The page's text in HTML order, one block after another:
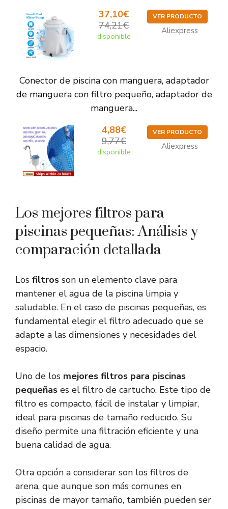
37,10€
74,21€
disponible
VER PRODUCTO
Aliexpress
Conector de piscina con manguera, adaptador
de manguera con filtro pequeño, adaptador de
manguera...
4,88€
9,77€
disponible
VER PRODUCTO
Aliexpress
Los mejores filtros para
piscinas pequeñas: Análisis y
comparación detallada
Los filtros son un elemento clave para
mantener el agua de la piscina limpia y
saludable. En el caso de piscinas pequeñas, es
fundamental elegir el filtro adecuado que se
adapte a las dimensiones y necesidades del
espacio.
Uno de los mejores filtros para piscinas
pequeñas es el filtro de cartucho. Este tipo de
filtro es compacto, fácil de instalar y limpiar,
ideal para piscinas de tamaño reducido. Su
diseño permite una filtración eficiente y una
buena calidad de agua.
Otra opción a considerar son los filtros de
arena, que aunque son más comunes en
piscinas de mayor tamaño, también pueden ser